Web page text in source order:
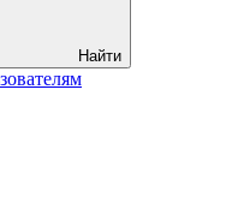
Найти